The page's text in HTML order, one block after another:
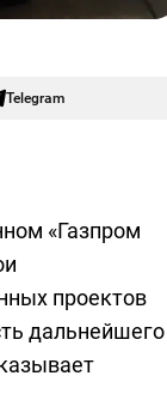
Telegram
«Газпром
проектов
дальнейшего